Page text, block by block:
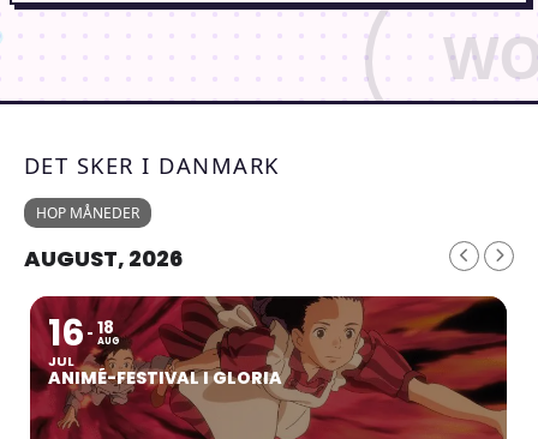
DET SKER I DANMARK
HOP MÅNEDER
AUGUST, 2026
16
JUL
18
AUG
ANIMÉ-FESTIVAL I GLORIA